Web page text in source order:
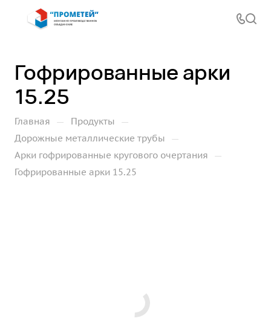
Гофрированные арки
15.25
Главная — Продукты —
Дорожные металлические трубы —
Арки гофрированные кругового очертания —
Гофрированные арки 15.25